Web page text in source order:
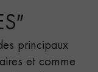
"
principaux
et comme